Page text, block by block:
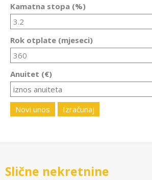
Kamatna stopa (%)
Rok otplate (mjeseci)
Anuitet (€)
Novi unos Izračunaj
Slične nekretnine